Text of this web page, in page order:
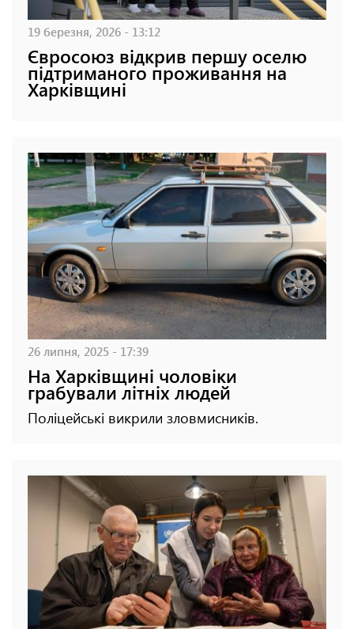
19 березня, 2026 - 13:12
Євросоюз відкрив першу оселю
підтриманого проживання на
Харківщині
26 липня, 2025 - 17:39
На Харківщині чоловіки
грабували літніх людей
Поліцейські викрили зловмисників.